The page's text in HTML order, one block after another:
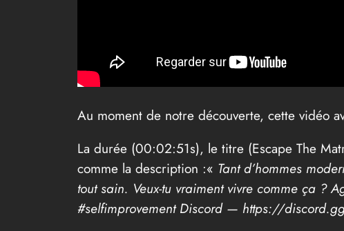
Au moment de notre découverte, cette vidéo
La durée (00:02:51s), le titre (Escape The
comme la description :« Tant d’hommes
tout sain. Veux-tu vraiment vivre comme ça ?
#selfimprovement Discord — https://